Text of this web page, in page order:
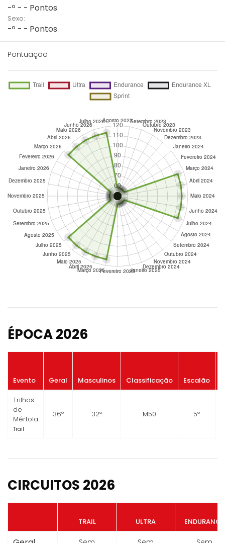
-º - - Pontos
Sexo:
-º - - Pontos
Pontuação
ÉPOCA 2026
Evento Geral Masculinos Classificação Escalão
Trilhos
de
Mértola
Trail
36º 32º M50 5º
CIRCUITOS 2026
TRAIL ULTRA ENDURANCE